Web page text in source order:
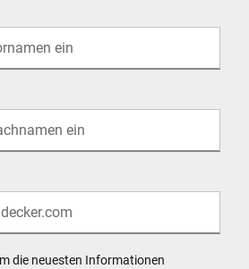
die neuesten Informationen